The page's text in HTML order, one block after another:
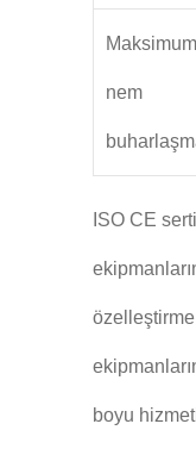
Maksimum
nem
ISO CE
boyu